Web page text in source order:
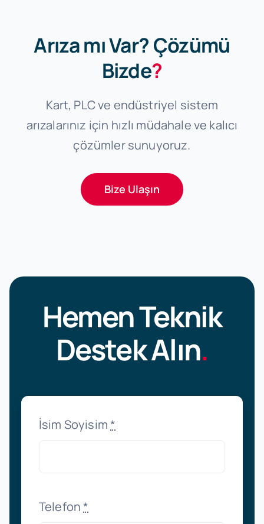
Arıza mı Var? Çözümü
Bizde?
Kart, PLC ve endüstriyel sistem
arızalarınız için hızlı müdahale ve kalıcı
çözümler sunuyoruz.
Bize Ulaşın
Hemen Teknik
Destek Alın.
İsim Soyisim*
Telefon*